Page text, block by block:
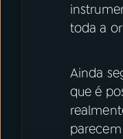
toda a
Ainda
que é